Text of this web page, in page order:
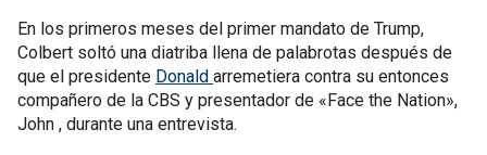
En los primeros meses del primer mandato de Trump,
Colbert soltó una diatriba llena de palabrotas después de
que el presidente Donald arremetiera contra su entonces
compañero de la CBS y presentador de «Face the Nation»,
John , durante una entrevista.